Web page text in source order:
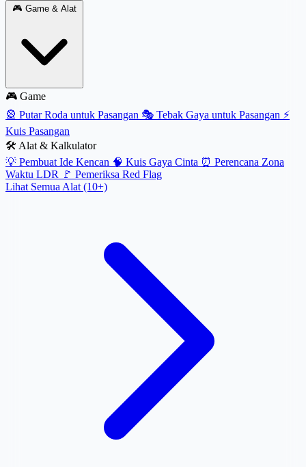
🎮 Game & Alat
🎮 Game
🎡 Putar Roda untuk Pasangan 🎭 Tebak Gaya untuk Pasangan ⚡
Kuis Pasangan
🛠️ Alat & Kalkulator
💡 Pembuat Ide Kencan 🧠 Kuis Gaya Cinta ⏰ Perencana Zona
Waktu LDR
🚩 Pemeriksa Red Flag
Lihat Semua Alat (10+)